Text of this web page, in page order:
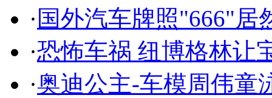
· 国外汽车牌照"666"居
·恐怖车祸 纽博格林让
·奥迪公主-车模周伟童